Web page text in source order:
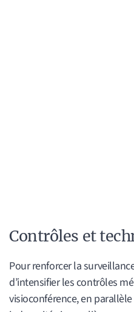
Contrôles et
Pour renforcer la
d’intensifier les contrôles
visioconférence, en parallèle